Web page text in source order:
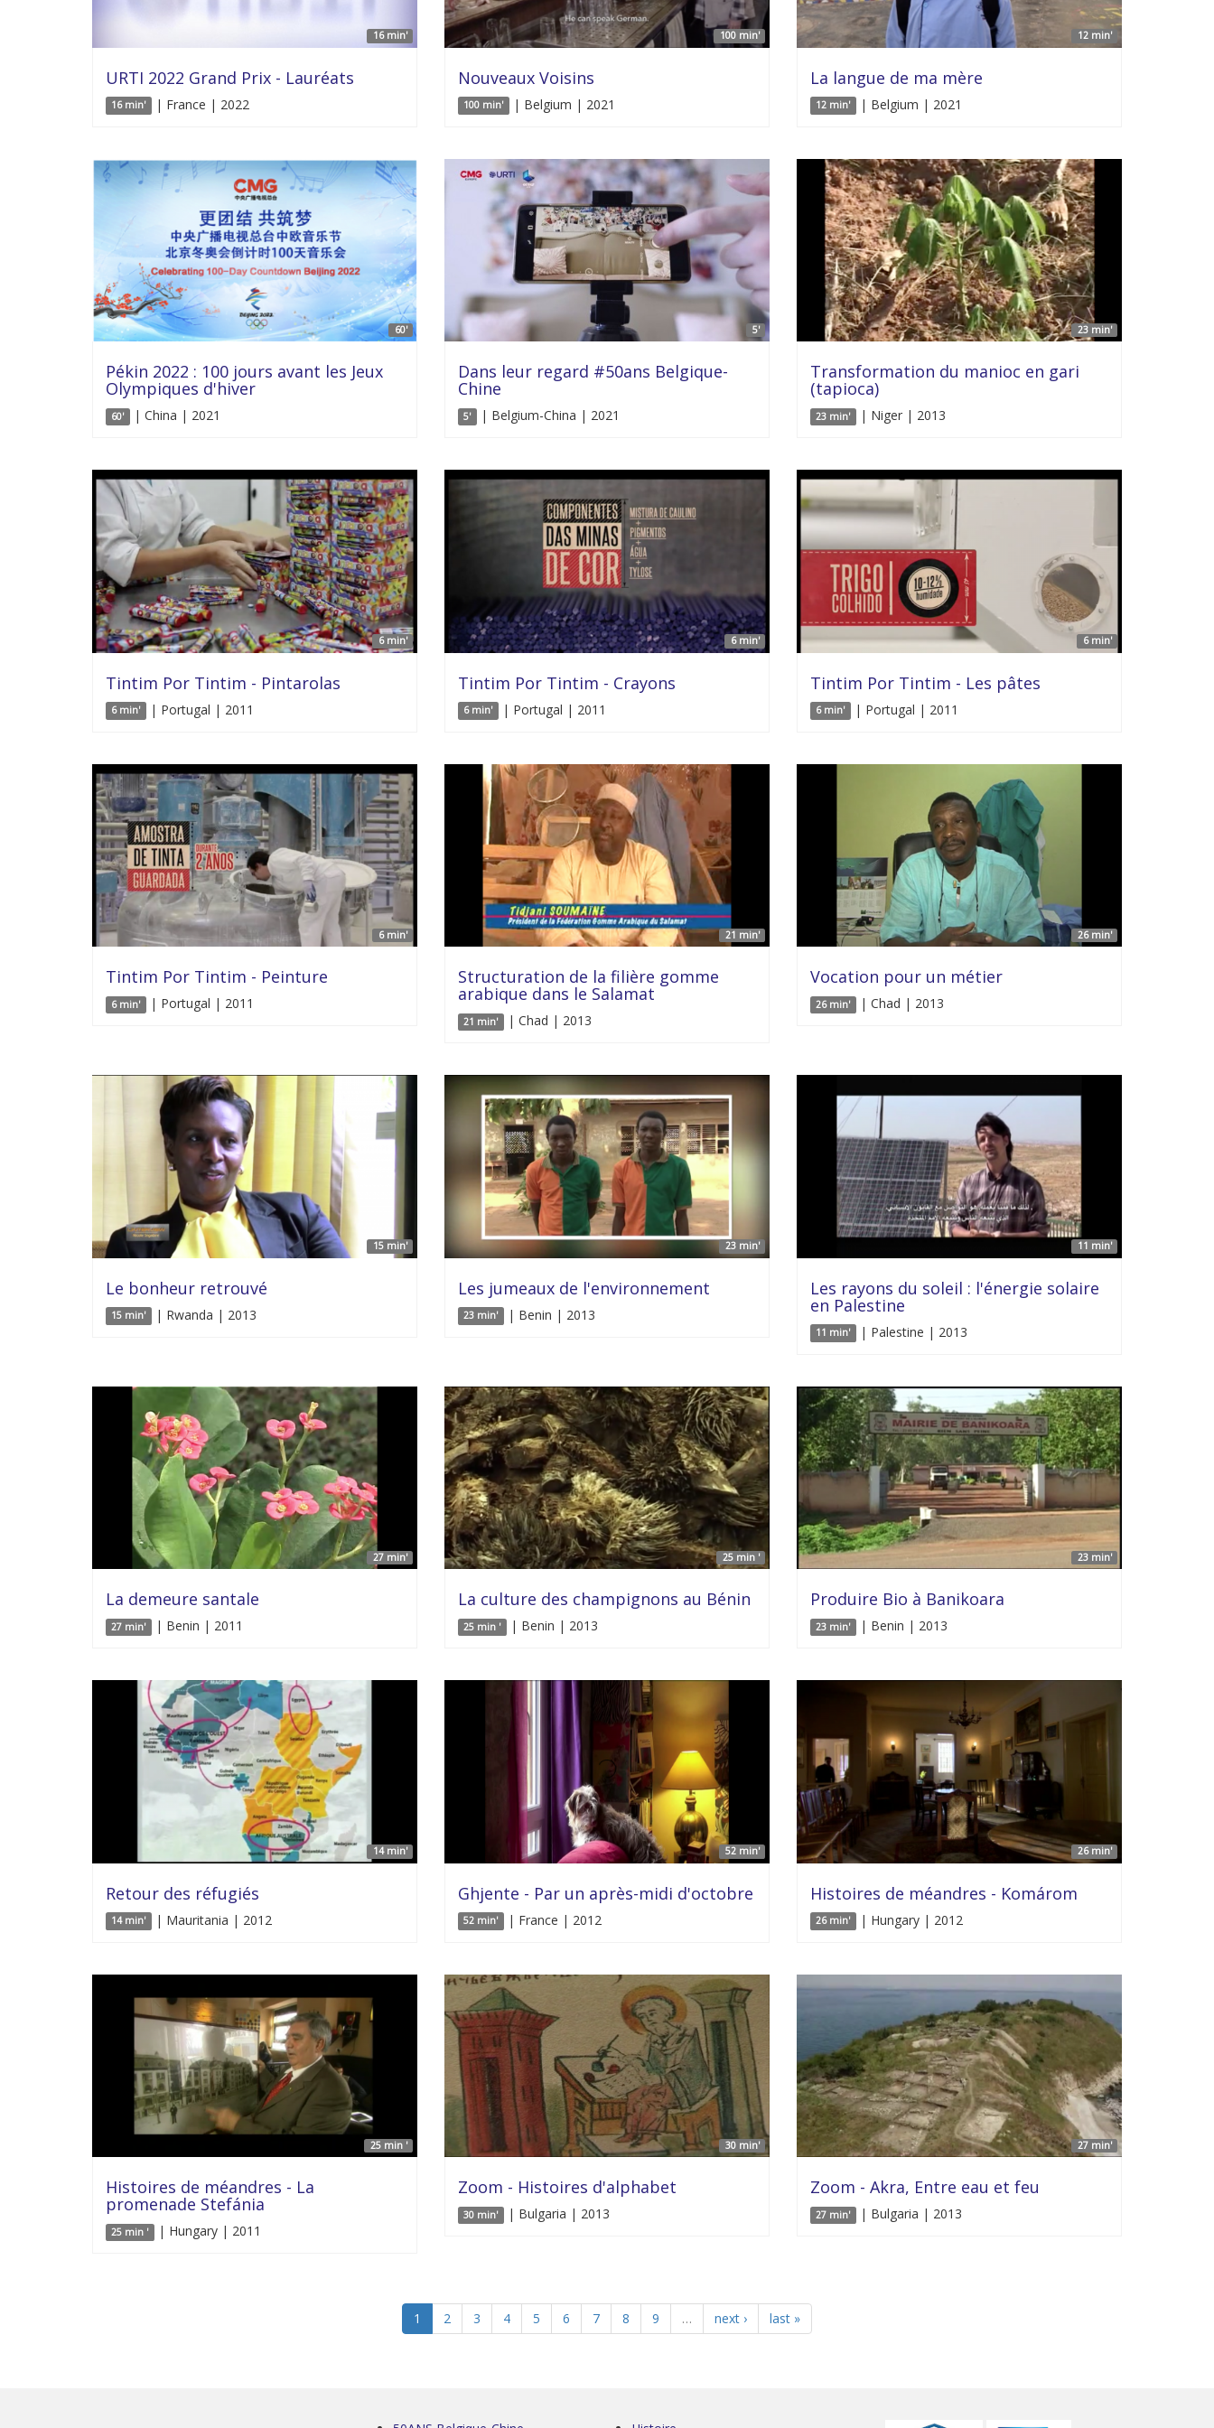
16 min'
URTI 2022 Grand Prix - Lauréats
16 min' | France | 2022
100 min'
Nouveaux Voisins
100 min' | Belgium | 2021
12 min'
La langue de ma mère
12 min' | Belgium | 2021
60'
Pékin 2022 : 100 jours avant les Jeux
Olympiques d'hiver
60' | China | 2021
5'
Dans leur regard #50ans Belgique-
Chine
5' | Belgium-China | 2021
23 min'
Transformation du manioc en gari
(tapioca)
23 min' | Niger | 2013
6 min'
Tintim Por Tintim - Pintarolas
6 min' | Portugal | 2011
6 min'
Tintim Por Tintim - Crayons
6 min' | Portugal | 2011
6 min'
Tintim Por Tintim - Les pâtes
6 min' | Portugal | 2011
6 min'
Tintim Por Tintim - Peinture
6 min' | Portugal | 2011
21 min'
Structuration de la filière gomme
arabique dans le Salamat
21 min' | Chad | 2013
26 min'
Vocation pour un métier
26 min' | Chad | 2013
15 min'
Le bonheur retrouvé
15 min' | Rwanda | 2013
23 min'
Les jumeaux de l'environnement
23 min' | Benin | 2013
11 min'
Les rayons du soleil : l'énergie solaire
en Palestine
11 min' | Palestine | 2013
27 min'
La demeure santale
27 min' | Benin | 2011
25 min '
La culture des champignons au Bénin
25 min ' | Benin | 2013
23 min'
Produire Bio à Banikoara
23 min' | Benin | 2013
14 min'
Retour des réfugiés
14 min' | Mauritania | 2012
52 min'
Ghjente - Par un après-midi d'octobre
52 min' | France | 2012
26 min'
Histoires de méandres - Komárom
26 min' | Hungary | 2012
25 min '
Histoires de méandres - La
promenade Stefánia
25 min ' | Hungary | 2011
30 min'
Zoom - Histoires d'alphabet
30 min' | Bulgaria | 2013
27 min'
Zoom - Akra, Entre eau et feu
27 min' | Bulgaria | 2013
1 2 3 4 5 6 7 8 9 … next › last »